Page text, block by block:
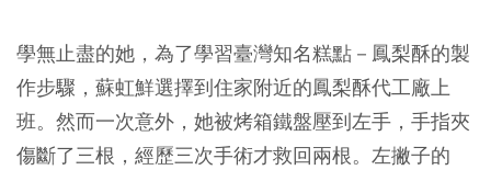
學無止盡的她，為了學習臺灣知名糕點－鳳梨酥的製
作步驟，蘇虹鮮選擇到住家附近的鳳梨酥代工廠上
班。然而一次意外，她被烤箱鐵盤壓到左手，手指夾
傷斷了三根，經歷三次手術才救回兩根。左撇子的